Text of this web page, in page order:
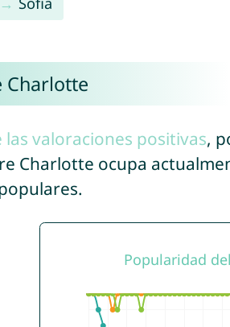
Charlotte
valoraciones positivas,
Charlotte ocupa